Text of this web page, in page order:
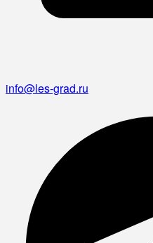
info@les-grad.ru